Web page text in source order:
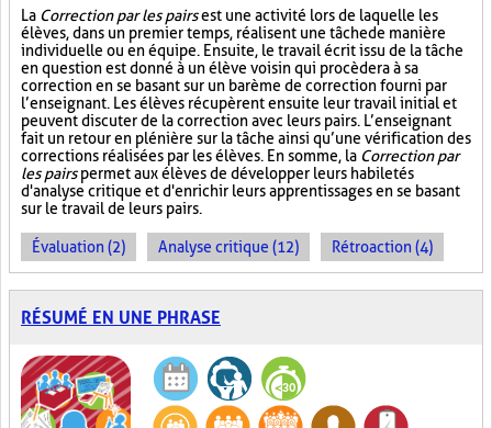
La Correction par les pairsest une activité lors de laquelle les
élèves, dans un premier temps, réalisent une tâche de manière
individuelle ou en équipe. Ensuite, le travail écrit issu de la tâche
en question est donné à un élève voisin qui procèdera à sa
correction en se basant sur un barème de correction fourni par
l’enseignant. Les élèves récupèrent ensuite leur travail initial et
peuvent discuter de la correction avec leurs pairs. L’enseignant
fait un retour en plénière sur la tâche ainsi qu’une vérification des
corrections réalisées par les élèves. En somme, la Correction par
les pairspermet aux élèves de développer leurs habiletés
d'analyse critique et d'enrichir leurs apprentissages en se basant
sur le travail de leurs pairs.
Évaluation (2) Analyse critique (12) Rétroaction (4)
RÉSUMÉ EN UNE PHRASE